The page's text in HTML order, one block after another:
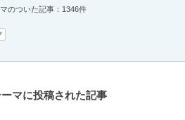
のついた記事：1346件
マに投稿された記事